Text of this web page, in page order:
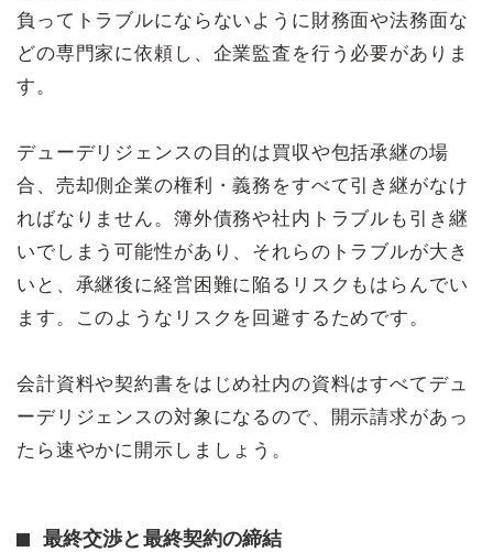
負ってトラブルにならないように財務面や法務面な
どの専門家に依頼し、企業監査を行う必要がありま
す。
デューデリジェンスの目的は買収や包括承継の場
合、売却側企業の権利・義務をすべて引き継がなけ
ればなりません。簿外債務や社内トラブルも引き継
いでしまう可能性があり、それらのトラブルが大き
いと、承継後に経営困難に陥るリスクもはらんでい
ます。このようなリスクを回避するためです。
会計資料や契約書をはじめ社内の資料はすべてデュ
ーデリジェンスの対象になるので、開示請求があっ
たら速やかに開示しましょう。
最終交渉と最終契約の締結